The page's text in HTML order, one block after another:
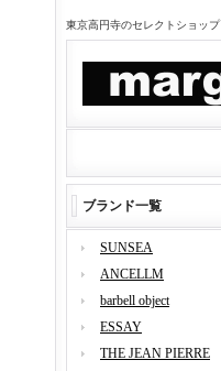
東京高円寺のセレクトショッ
ブランド一覧
SUNSEA
ANCELLM
barbell object
ESSAY
THE JEAN PIERRE